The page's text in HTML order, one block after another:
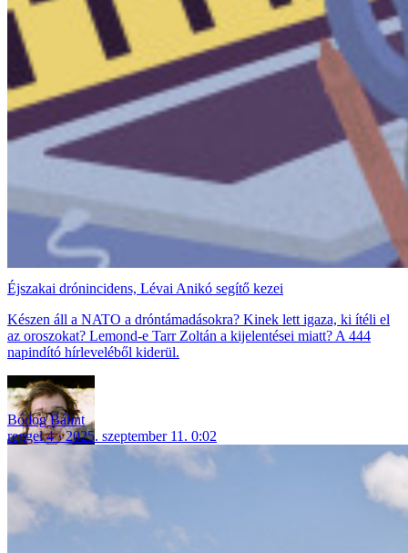
Éjszakai drónincidens, Lévai Anikó segítő kezei
Készen áll a NATO a dróntámadásokra? Kinek lett igaza, ki ítéli el
az oroszokat? Lemond-e Tarr Zoltán a kijelentései miatt? A 444
napindító hírleveléből kiderül.
Bódog Bálint
reggel 4
2025. szeptember 11. 0:02